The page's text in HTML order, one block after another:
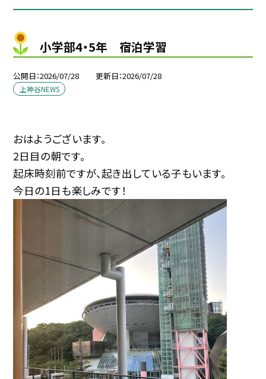
小学部4・5年 宿泊学習
公開日 2026/07/28 更新日 2026/07/28
上神谷NEWS
おはようございます。
2日目の朝です。
起床時刻前ですが、起き出している子もいます。
今日の1日も楽しみです！